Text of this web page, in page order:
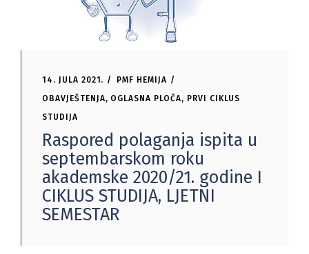
14. JULA 2021.
PMF HEMIJA
OBAVJEŠTENJA, OGLASNA PLOČA, PRVI CIKLUS
STUDIJA
Raspored polaganja ispita u
septembarskom roku
akademske 2020/21. godine I
CIKLUS STUDIJA, LJETNI
SEMESTAR